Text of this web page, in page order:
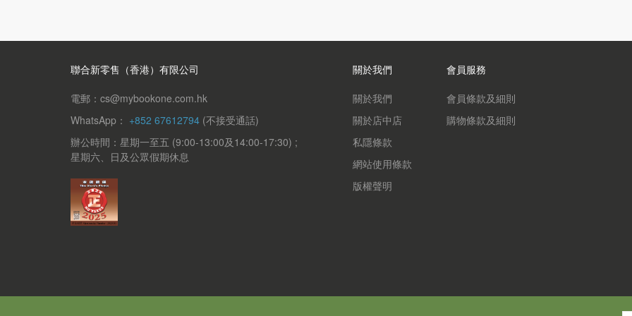
聯合新零售（香港）有限公司
電郵：cs@mybookone.com.hk
WhatsApp： +852 67612794 (不接受通話)
辦公時間：星期一至五 (9:00-13:00及14:00-17:30) ;
星期六、日及公眾假期休息
關於我們
關於我們
關於店中店
私隱條款
網站使用條款
版權聲明
會員服務
會員條款及細則
購物條款及細則